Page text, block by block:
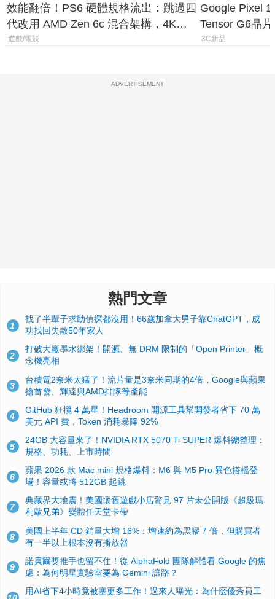
效能翻倍！PS6 硬體規格流出：跳過四
代改用 AMD Zen 6c 混合架構，4K
120fps 與全光追時代來臨
遊戲/電競
Google Pixel
Tensor G6晶
元
3C新品
ADVERTISEMENT
熱門文章
1
找了半輩子求助偵探都沒用！66歲加拿大男子靠ChatGPT，成
功找回失散50年家人
2
打破大廠墨水綁架！開源、無 DRM 限制的「Open Printer」概
念機亮相
3
台積電2奈米太猛了！流片量是3奈米同期的4倍，Google與蘋果
搶首發、輝達與AMD排隊等產能
4
GitHub 狂攬 4 萬星！Headroom 開源工具幫開發者省下 70 萬
美元 API 費，Token 消耗暴降 92%
5
24GB 大容量來了！NVIDIA RTX 5070 Ti SUPER 爆料總整理：
規格、功耗、上市時間
6
蘋果 2026 款 Mac mini 規格爆料：M6 與 M5 Pro 異色搭檔登
場！容量或將 512GB 起跳
7
典藏界大地震！美國懷舊遊戲小店驚見 97 片未公開版《超級瑪
利歐兄弟》變體任天堂卡帶
8
美國上半年 CD 銷量大增 16%：增速約為黑膠 7 倍，但購買者
有一半以上根本沒有播放器
9
諾貝爾獎推手也留不住！從 AlphaFold 團隊解體看 Google 的焦
慮：為何明星實驗室要為 Gemini 讓路？
用AI省下4小時竟被塞更多工作！過來人曝光：為什麼優秀員工